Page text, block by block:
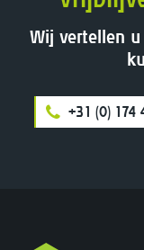
Wij vertellen
+31 (0) 174